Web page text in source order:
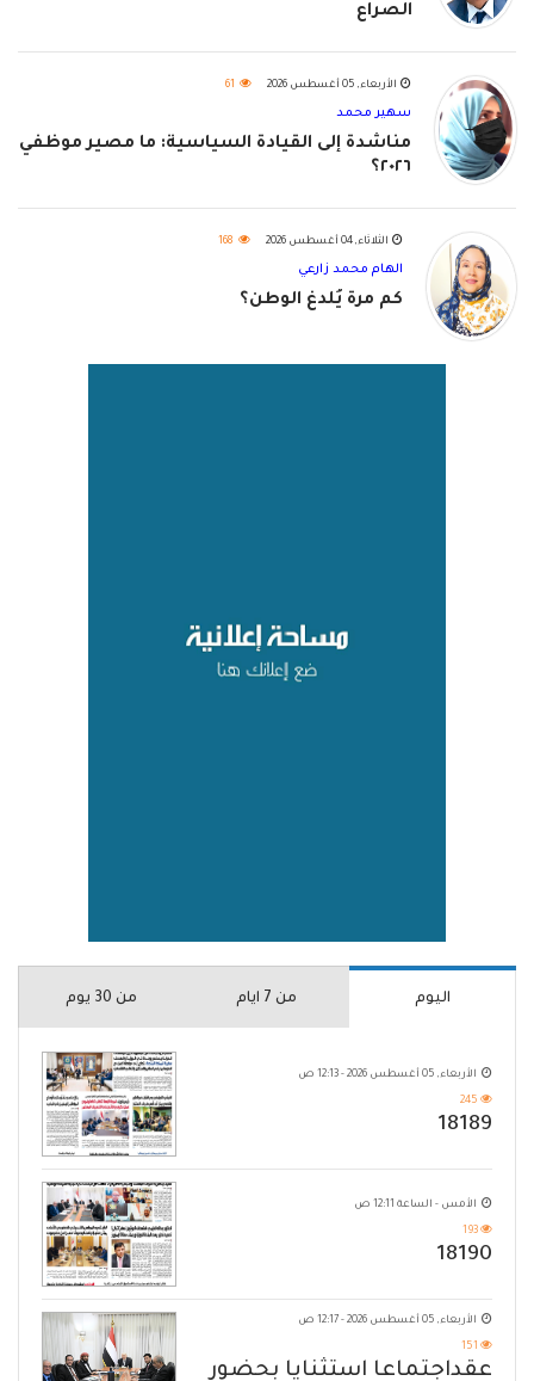
الصراع
الأربعاء, 05 أغسطس 2026 61
سهير محمد
مناشدة إلى القيادة السياسية: ما مصير موظفي
٢٠٢٦؟
الثلاثاء, 04 أغسطس 2026 168
الهام محمد زارعي
كم مرة يُلدغ الوطن؟
اليوم من 7 ايام من 30 يوم
الأربعاء, 05 أغسطس 2026 - 12:13 ص
245
18189
الأمس - الساعة 12:11 ص
193
18190
الأربعاء, 05 أغسطس 2026 - 12:17 ص
151
عقداجتماعا استثنايا بحضور